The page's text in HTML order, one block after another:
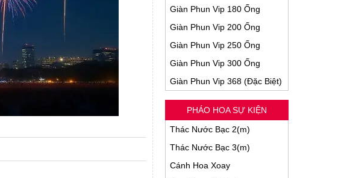
Giàn Phun Vip 180 Ống
Giàn Phun Vip 200 Ống
Giàn Phun Vip 250 Ống
Giàn Phun Vip 300 Ống
Giàn Phun Vip 368 (Đặc Biệt)
PHÁO HOA SỰ KIỆN
Thác Nước Bạc 2(m)
Thác Nước Bạc 3(m)
Cánh Hoa Xoay